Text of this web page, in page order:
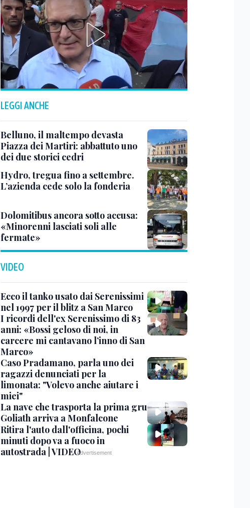
LEGGI ANCHE
Belluno, il maltempo devasta
Piazza dei Martiri: abbattuto uno
dei due storici cedri
Hydro, tregua fino a settembre.
L’azienda cede solo la fonderia
Dolomitibus ancora sotto accusa:
«Minorenni lasciati soli alle
fermate»
VIDEO
Ecco il tanko usato dai Serenissimi
nel 1997 per il blitz a San Marco
I ricordi dell'ex Serenissimo di 83
anni: «Bossi geloso di noi, in
carcere mi cantavano l’inno di San
Marco»
Caso Pradamano, parla uno dei
ragazzi denunciati per la
limonata: "Volevo anche aiutare i
miei"
La nave che trasporta la prima gru
Goliath arriva a Monfalcone
Ritira l'auto dall'officina, pochi
minuti dopo va a fuoco in
autostrada | VIDEO